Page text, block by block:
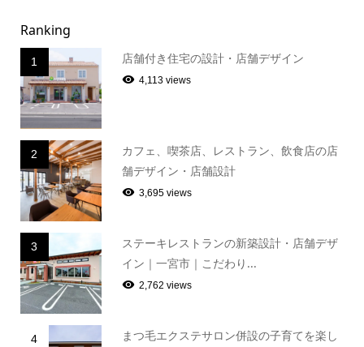
Ranking
1 店舗付き住宅の設計・店舗デザイン
4,113 views
2
カフェ、喫茶店、レストラン、飲食店の店
舗デザイン・店舗設計
3,695 views
3
ステーキレストランの新築設計・店舗デザ
イン｜一宮市｜こだわり...
2,762 views
4
まつ毛エクステサロン併設の子育てを楽し